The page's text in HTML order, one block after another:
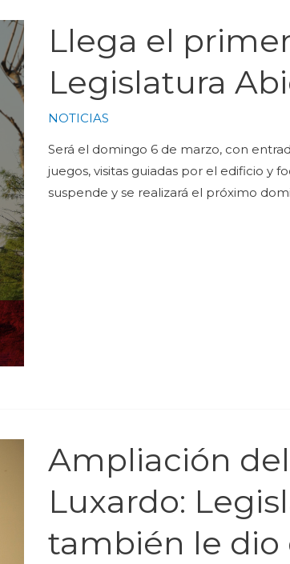
Llega el
Legislatura
NOTICIAS
Será el domingo 6 de marzo, con
juegos, visitas guiadas por el edificio y
suspende y se realizará el próximo
Ampliación
Luxardo:
también le dio